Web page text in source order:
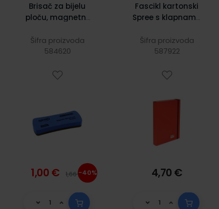
Brisač za bijelu
ploču, magnetni,
Šifra proizvoda
584620
1,00 € 1,66 €-40%
Fascikl kartonski
Spree s klapnama
230X315X40 mm,
crveni
Šifra proizvoda
587922
4,70 €